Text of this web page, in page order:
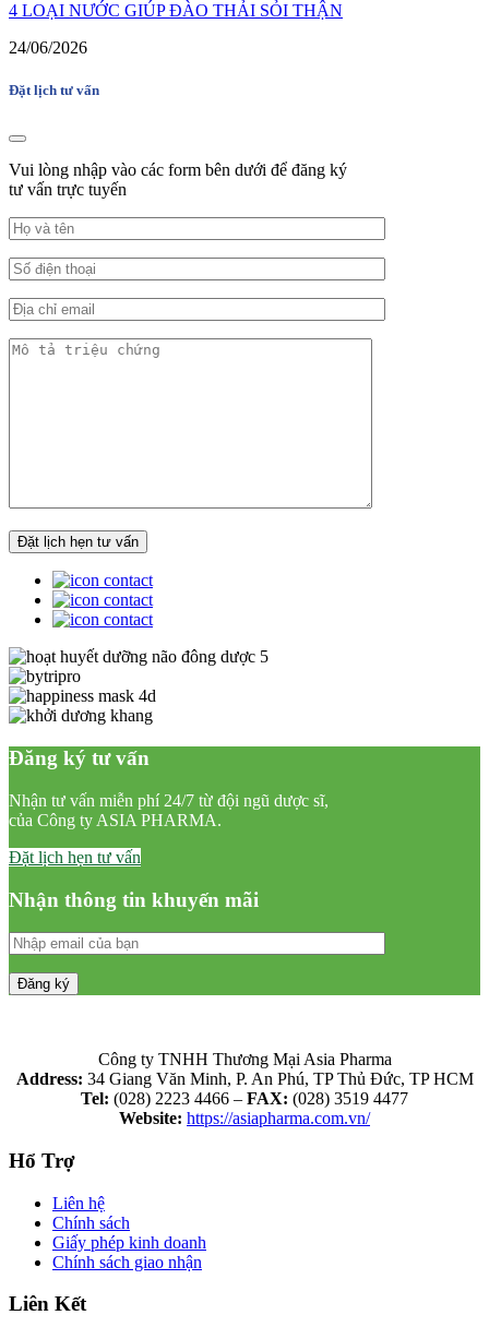
4 LOẠI NƯỚC GIÚP ĐÀO THẢI SỎI THẬN
24/06/2026
Đặt lịch tư vấn
Vui lòng nhập vào các form bên dưới để đăng ký
tư vấn trực tuyến
Đăng ký tư vấn
Nhận tư vấn miễn phí 24/7 từ đội ngũ dược sĩ,
của Công ty ASIA PHARMA.
Đặt lịch hẹn tư vấn
Nhận thông tin khuyến mãi
Công ty TNHH Thương Mại Asia Pharma
Address: 34 Giang Văn Minh, P. An Phú, TP Thủ Đức, TP HCM
Tel: (028) 2223 4466 – FAX: (028) 3519 4477
Website: https://asiapharma.com.vn/
Hổ Trợ
Liên hệ
Chính sách
Giấy phép kinh doanh
Chính sách giao nhận
Liên Kết